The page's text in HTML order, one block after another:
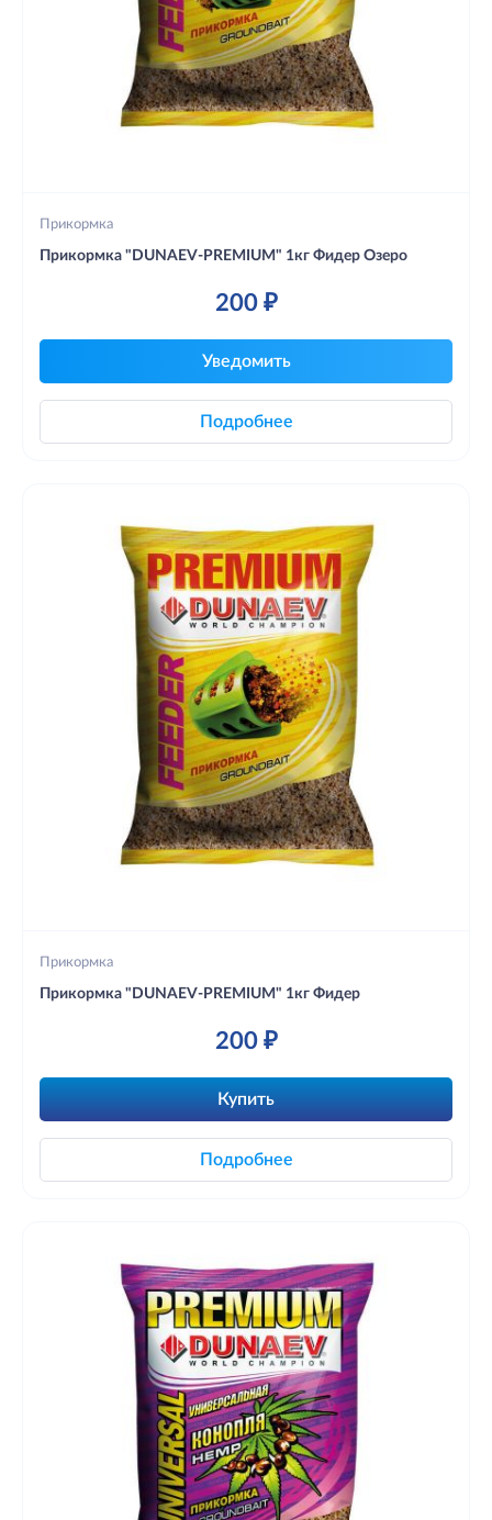
Прикормка
Прикормка "DUNAEV-PREMIUM" 1кг Фидер Озеро
200 ₽
Уведомить
Подробнее
Прикормка
Прикормка "DUNAEV-PREMIUM" 1кг Фидер
200 ₽
Купить
Подробнее